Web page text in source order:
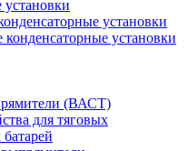
установки
установки
(ВАСТ)
для тяговых